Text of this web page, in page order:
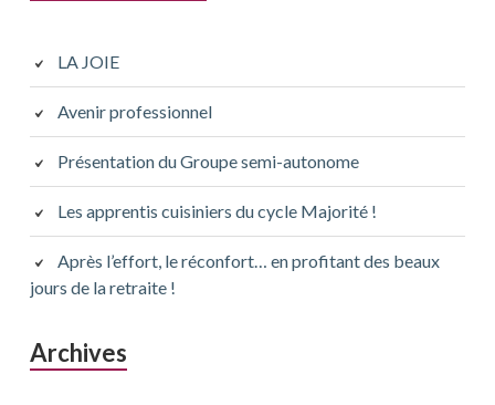
LA JOIE
Avenir professionnel
Présentation du Groupe semi-autonome
Les apprentis cuisiniers du cycle Majorité !
Après l’effort, le réconfort… en profitant des beaux
jours de la retraite !
ArchivesArchives